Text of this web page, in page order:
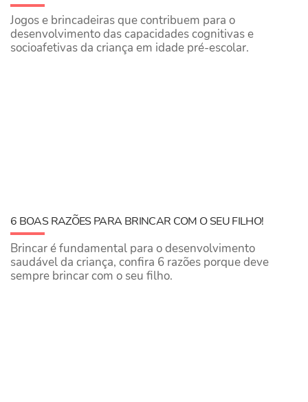
Jogos e brincadeiras que contribuem para o
desenvolvimento das capacidades cognitivas e
socioafetivas da criança em idade pré-escolar.
6 BOAS RAZÕES PARA BRINCAR COM O SEU FILHO!
Brincar é fundamental para o desenvolvimento
saudável da criança, confira 6 razões porque deve
sempre brincar com o seu filho.